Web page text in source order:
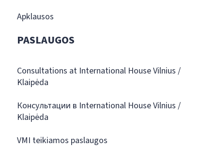
Apklausos
PASLAUGOS
Consultations at International House Vilnius /
Klaipėda
Консультации в International House Vilnius /
Klaipėda
VMI teikiamos paslaugos